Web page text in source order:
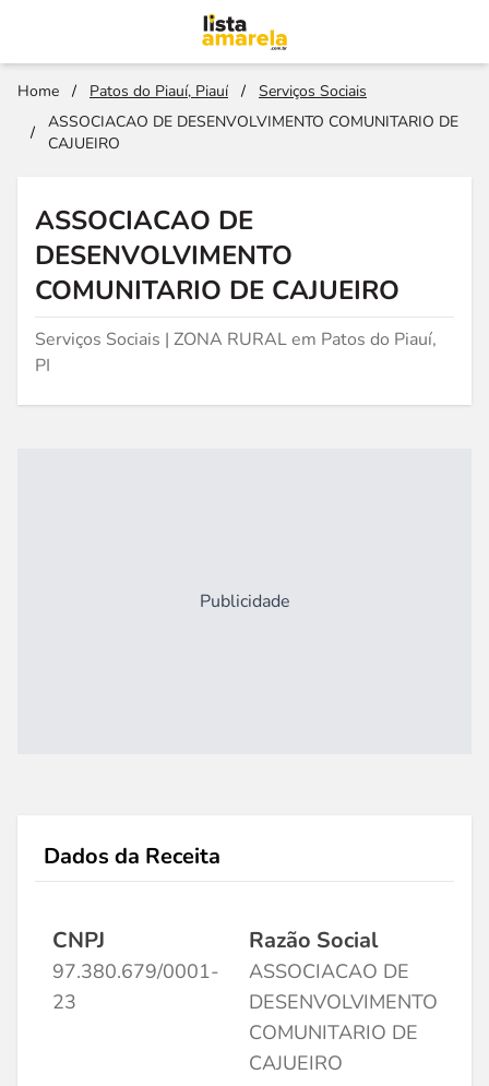
Home / Patos do Piauí, Piauí /
Serviços Sociais
/
ASSOCIACAO DE DESENVOLVIMENTO COMUNITARIO DE
CAJUEIRO
ASSOCIACAO DE
DESENVOLVIMENTO
COMUNITARIO DE CAJUEIRO
Serviços Sociais | ZONA RURAL em Patos do Piauí,
PI
Publicidade
Dados da Receita
CNPJ
97.380.679/0001-
23
Razão Social
ASSOCIACAO DE
DESENVOLVIMENTO
COMUNITARIO DE
CAJUEIRO